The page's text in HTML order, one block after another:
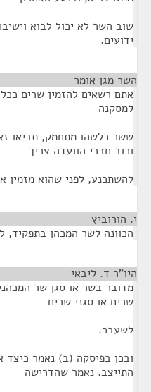
שוב השר לא יכול לבוא
ידועים.
השר מגן אומר
אתם רשאים להזמין שרים
למסקנה
ששר כלשהו מתחמק, תביאו
ורוב חברי הוועדה צריך
להשתכנע, לפני שהוא
י. הורוביץ
הכוונה לשר המכהן
היו"ר ד. ליבאי
מדובר בשר או סגן שר
שרים או סגני שרים
לשעבר.
ובכן בפיסקה (ב) נאמר כיצד
התייצב. נאמר שהדרישה